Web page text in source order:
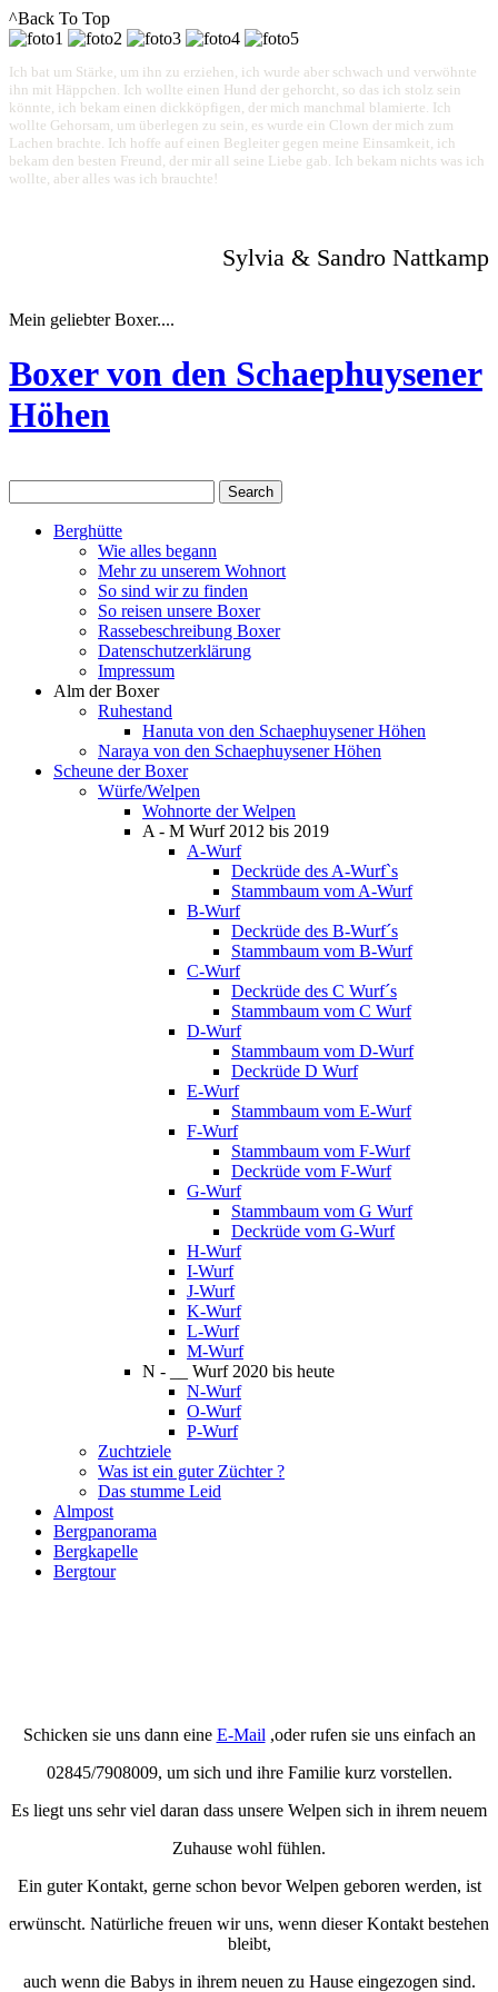
^Back To Top
Ich bat um Stärke, um ihn zu erziehen, ich wurde aber schwach und verwöhnte
ihn mit Häppchen. Ich wollte einen Hund der gehorcht, so das ich stolz sein
könnte, ich bekam einen dickköpfigen, der mich manchmal blamierte. Ich
wollte Gehorsam, um überlegen zu sein, es wurde ein Clown der mich zum
Lachen brachte. Ich hoffe auf einen Begleiter gegen meine Einsamkeit, ich
bekam den besten Freund, der mir all seine Liebe gab. Ich bekam nichts was ich
wollte, aber alles was ich brauchte!
Sylvia & Sandro Nattkamp
Mein geliebter Boxer....
Boxer von den Schaephuysener
Höhen
Berghütte
Wie alles begann
Mehr zu unserem Wohnort
So sind wir zu finden
So reisen unsere Boxer
Rassebeschreibung Boxer
Datenschutzerklärung
Impressum
Alm der Boxer
Ruhestand
Hanuta von den Schaephuysener Höhen
Naraya von den Schaephuysener Höhen
Scheune der Boxer
Würfe/Welpen
Wohnorte der Welpen
A - M Wurf 2012 bis 2019
A-Wurf
Deckrüde des A-Wurf`s
Stammbaum vom A-Wurf
B-Wurf
Deckrüde des B-Wurf´s
Stammbaum vom B-Wurf
C-Wurf
Deckrüde des C Wurf´s
Stammbaum vom C Wurf
D-Wurf
Stammbaum vom D-Wurf
Deckrüde D Wurf
E-Wurf
Stammbaum vom E-Wurf
F-Wurf
Stammbaum vom F-Wurf
Deckrüde vom F-Wurf
G-Wurf
Stammbaum vom G Wurf
Deckrüde vom G-Wurf
H-Wurf
I-Wurf
J-Wurf
K-Wurf
L-Wurf
M-Wurf
N - __ Wurf 2020 bis heute
N-Wurf
O-Wurf
P-Wurf
Zuchtziele
Was ist ein guter Züchter ?
Das stumme Leid
Almpost
Bergpanorama
Bergkapelle
Bergtour
Schicken sie uns dann eine E-Mail ,oder rufen sie uns einfach an
02845/7908009, um sich und ihre Familie kurz vorstellen.
Es liegt uns sehr viel daran dass unsere Welpen sich in ihrem neuem
Zuhause wohl fühlen.
Ein guter Kontakt, gerne schon bevor Welpen geboren werden, ist
erwünscht. Natürliche freuen wir uns, wenn dieser Kontakt bestehen
bleibt,
auch wenn die Babys in ihrem neuen zu Hause eingezogen sind.